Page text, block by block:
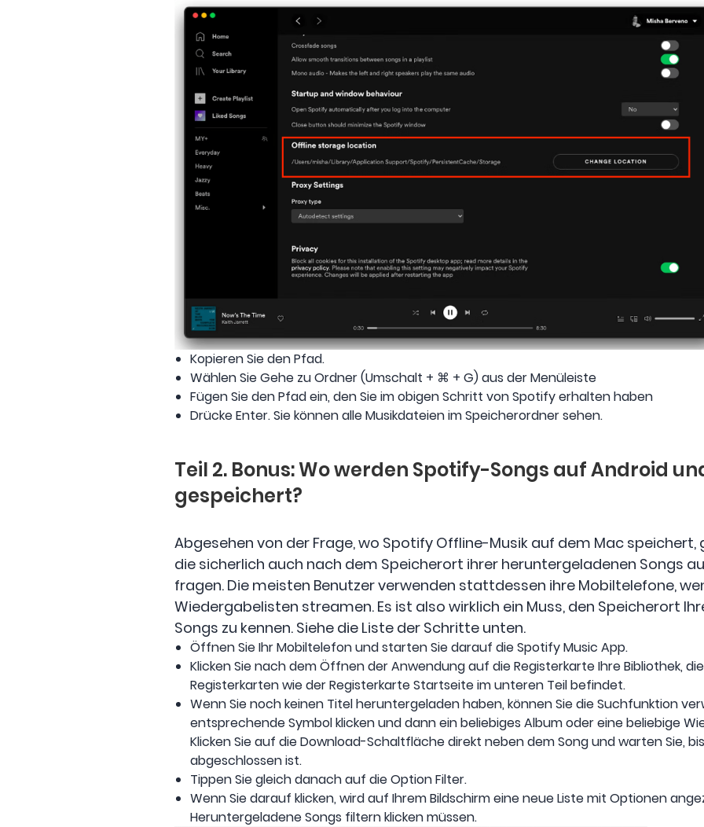
Kopieren Sie den Pfad.
Wählen Sie Gehe zu Ordner (Umschalt + ⌘ + G) aus der Menüleiste
Fügen Sie den Pfad ein, den Sie im obigen Schritt von Spotify erhalten haben
Drücke Enter. Sie können alle Musikdateien im Speicherordner sehen.
Teil 2. Bonus: Wo werden Spotify-Songs auf Android
gespeichert?
Abgesehen von der Frage, wo Spotify Offline-Musik auf dem Mac speichert,
die sicherlich auch nach dem Speicherort ihrer heruntergeladenen Songs
fragen. Die meisten Benutzer verwenden stattdessen ihre Mobiltelefone,
Wiedergabelisten streamen. Es ist also wirklich ein Muss, den Speicherort
Songs zu kennen. Siehe die Liste der Schritte unten.
Öffnen Sie Ihr Mobiltelefon und starten Sie darauf die Spotify Music App.
Klicken Sie nach dem Öffnen der Anwendung auf die Registerkarte Ihre Bibliothek,
Registerkarten wie der Registerkarte Startseite im unteren Teil befindet.
Wenn Sie noch keinen Titel heruntergeladen haben, können Sie die Suchfunktion
entsprechende Symbol klicken und dann ein beliebiges Album oder eine beliebige
Klicken Sie auf die Download-Schaltfläche direkt neben dem Song und warten Sie,
abgeschlossen ist.
Tippen Sie gleich danach auf die Option Filter.
Wenn Sie darauf klicken, wird auf Ihrem Bildschirm eine neue Liste mit Optionen
Heruntergeladene Songs filtern klicken müssen.